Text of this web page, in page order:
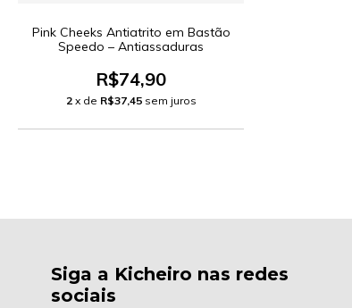
Pink Cheeks Antiatrito em Bastão
Speedo – Antiassaduras
R$74,90
2 x de R$37,45 sem juros
Siga a Kicheiro nas redes
sociais